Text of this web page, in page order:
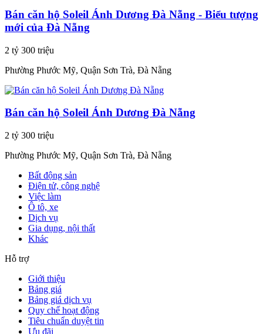
Bán căn hộ Soleil Ánh Dương Đà Nẵng - Biểu tượng
mới của Đà Nẵng
2 tỷ 300 triệu
Phường Phước Mỹ, Quận Sơn Trà, Đà Nẵng
Bán căn hộ Soleil Ánh Dương Đà Nẵng
2 tỷ 300 triệu
Phường Phước Mỹ, Quận Sơn Trà, Đà Nẵng
Bất động sản
Điện tử, công nghệ
Việc làm
Ô tô, xe
Dịch vụ
Gia dụng, nội thất
Khác
Hỗ trợ
Giới thiệu
Bảng giá
Bảng giá dịch vụ
Quy chế hoạt động
Tiêu chuẩn duyệt tin
Ưu đãi